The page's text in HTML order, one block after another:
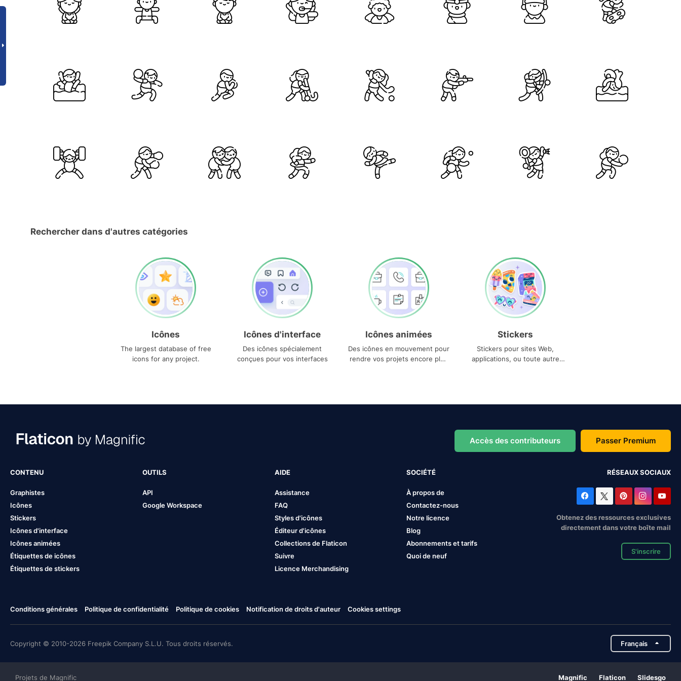
Rechercher dans d'autres catégories
Icônes
The largest database of free
icons for any project.
Icônes d'interface
Des icônes spécialement
conçues pour vos interfaces
Icônes animées
Des icônes en mouvement pour
rendre vos projets encore plus
Stickers
Stickers pour sites Web,
applications, ou toute autre
Accès des contributeurs Passer Premium
CONTENU
Graphistes
Icônes
Stickers
Icônes d'interface
Icônes animées
Étiquettes de icônes
Étiquettes de stickers
OUTILS
API
Google Workspace
AIDE
Assistance
FAQ
Styles d'icônes
Éditeur d'icônes
Collections de Flaticon
Suivre
Licence Merchandising
SOCIÉTÉ
À propos de
Contactez-nous
Notre licence
Blog
Abonnements et tarifs
Quoi de neuf
RÉSEAUX SOCIAUX
Obtenez des ressources exclusives
directement dans votre boîte mail
S'inscrire
Conditions générales Politique de confidentialité Politique de cookies Notification de droits d'auteur Cookies settings
Copyright © 2010-2026 Freepik Company S.L.U. Tous droits réservés. Français
Projets de Magnific Magnific Flaticon Slidesgo